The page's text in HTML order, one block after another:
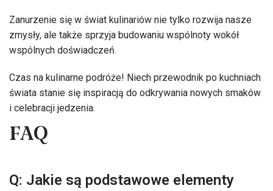
Zanurzenie się w świat kulinariów nie tylko rozwija nasze
zmysły, ale także sprzyja budowaniu wspólnoty wokół
wspólnych doświadczeń.
Czas na kulinarne podróże! Niech przewodnik po kuchniach
świata stanie się inspiracją do odkrywania nowych smaków
i celebracji jedzenia.
FAQ
Q: Jakie są podstawowe elementy